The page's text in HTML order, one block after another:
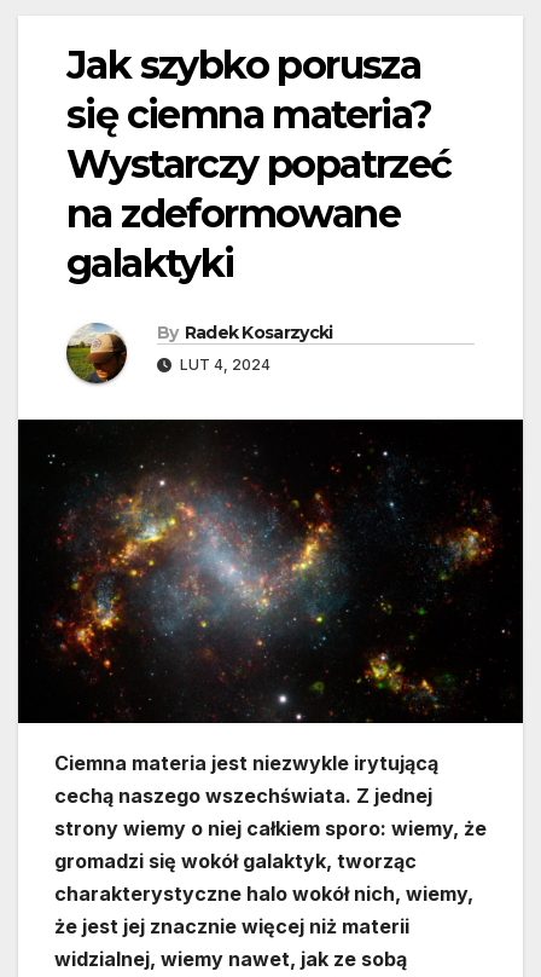
Jak szybko porusza
się ciemna materia?
Wystarczy popatrzeć
na zdeformowane
galaktyki
By Radek Kosarzycki
LUT 4, 2024
Ciemna materia jest niezwykle irytującą
cechą naszego wszechświata. Z jednej
strony wiemy o niej całkiem sporo: wiemy, że
gromadzi się wokół galaktyk, tworząc
charakterystyczne halo wokół nich, wiemy,
że jest jej znacznie więcej niż materii
widzialnej, wiemy nawet, jak ze sobą